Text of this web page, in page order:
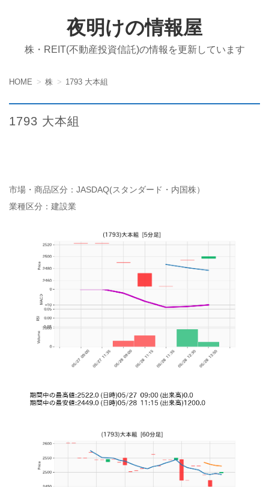
夜明けの情報屋
株・REIT(不動産投資信託)の情報を更新しています
HOME 株 1793 大本組
1793 大本組
市場・商品区分：JASDAQ(スタンダード・内国株）
業種区分：建設業